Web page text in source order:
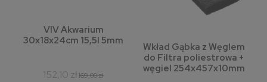
VIV Akwarium
30x18x24cm 15,5l 5mm
152,10 zł 169,00 zł
Wkład Gąbka z Węglem
do Filtra poliestrowa +
węgiel 254x457x10mm